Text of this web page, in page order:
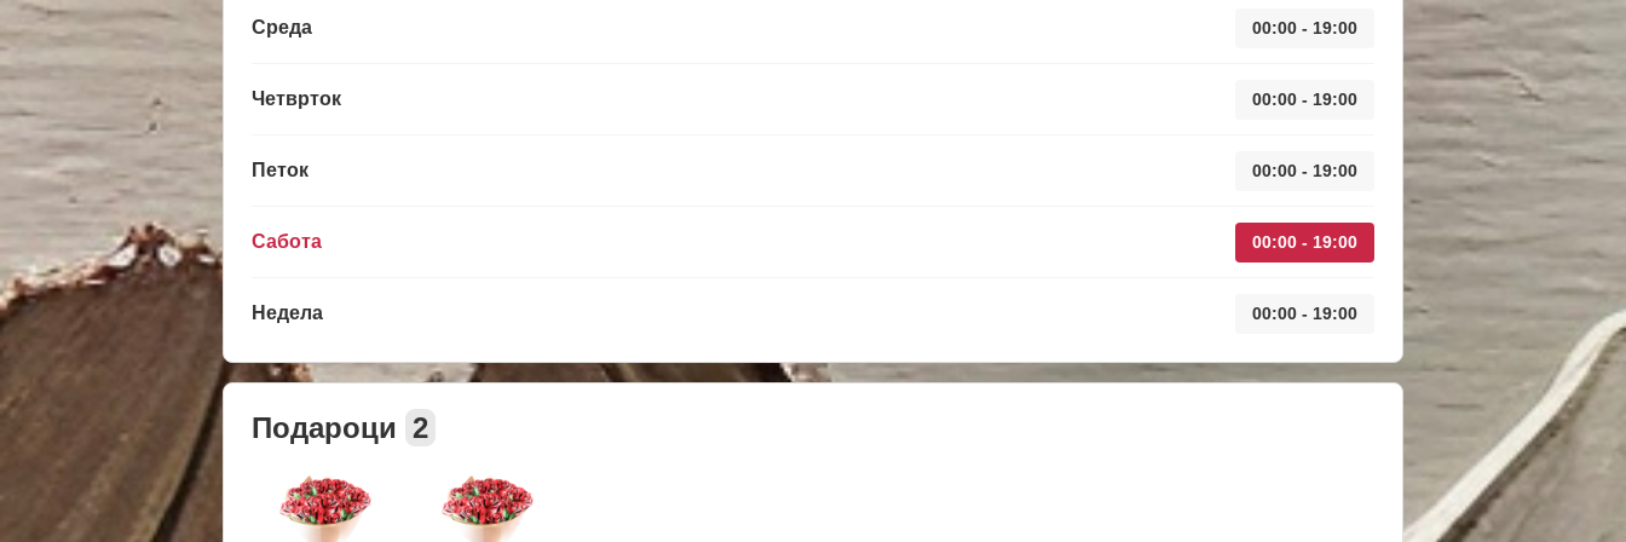
Среда 00:00 - 19:00
Четврток 00:00 - 19:00
Петок 00:00 - 19:00
Сабота 00:00 - 19:00
Недела 00:00 - 19:00
Подароци 2